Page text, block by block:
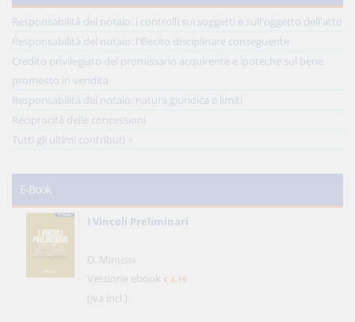
Responsabilità del notaio: i controlli sui soggetti e sull'oggetto dell'atto
Responsabilità del notaio: l'illecito disciplinare conseguente
Credito privilegiato del promissario acquirente e ipoteche sul bene
promesso in vendita
Responsabilità del notaio: natura giuridica e limiti
Reciprocità delle concessioni
Tutti gli ultimi contributi >
E-Book
I Vincoli Preliminari
D. Minussi
Versione ebook € 4,19
(iva incl.)